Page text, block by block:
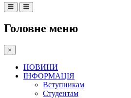
Головне меню
×
НОВИНИ
ІНФОРМАЦІЯ
Вступникам
Студентам